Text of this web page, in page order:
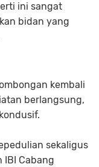
ini sangat
bidan yang
kembali
berlangsung,
sekaligus
IBI Cabang